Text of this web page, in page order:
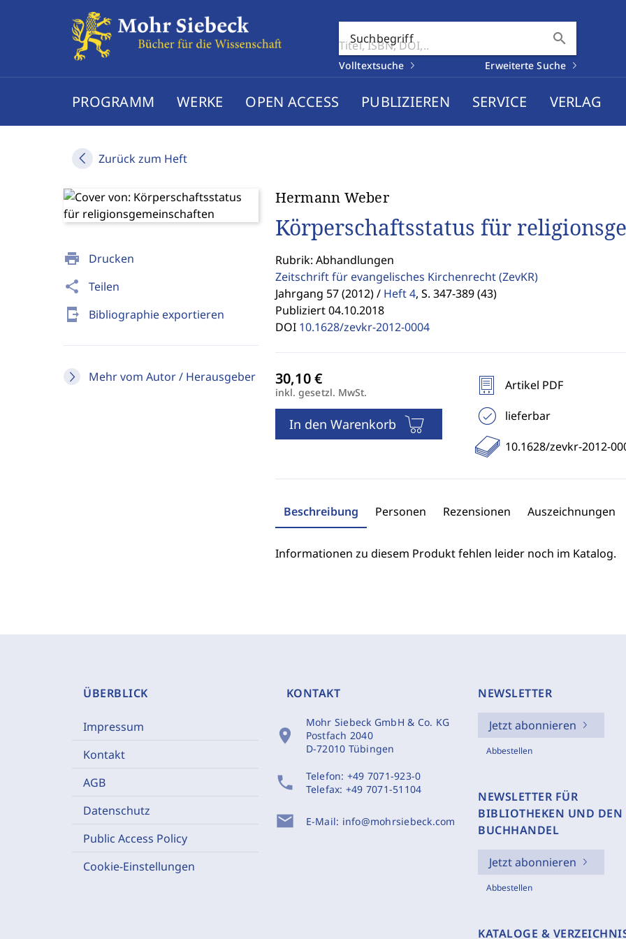
Suchbegriff search
Volltextsuche Erweiterte Suche
PROGRAMM WERKE OPEN ACCESS PUBLIZIEREN SERVICE VERLAG
Zurück zum Heft
print Drucken
share Teilen
send_to_mobile Bibliographie exportieren
Mehr vom Autor / Herausgeber
Hermann Weber
Körperschaftsstatus für
Rubrik: Abhandlungen
Zeitschrift für evangelisches Kirchenrecht(ZevKR)
Jahrgang 57 (2012) / Heft 4, S. 347-389 (43)
Publiziert 04.10.2018
DOI 10.1628/zevkr-2012-0004
inkl. gesetzl. MwSt.
In den Warenkorb
Artikel PDF
lieferbar
10.1628/zevkr-2012-
Beschreibung Personen Rezensionen Auszeichnungen
Informationen zu diesem Produkt fehlen leider noch im Katalog.
ÜBERBLICK
Impressum
Kontakt
AGB
Datenschutz
Public Access Policy
Cookie-Einstellungen
KONTAKT
location_on
Mohr Siebeck GmbH & Co. KG
Postfach 2040
D-72010 Tübingen
phone Telefon: +49 7071-923-0
Telefax: +49 7071-51104
mail E-Mail: info@mohrsiebeck.com
NEWSLETTER
Jetzt abonnieren
Abbestellen
NEWSLETTER FÜR
BIBLIOTHEKEN UND DEN
BUCHHANDEL
Jetzt abonnieren
Abbestellen
KATALOGE &